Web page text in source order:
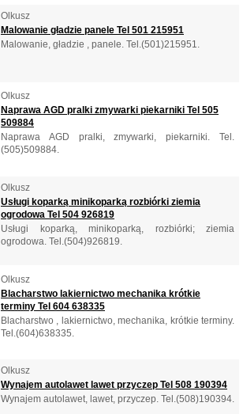
Olkusz
Malowanie gładzie panele Tel 501 215951
Malowanie, gładzie , panele. Tel.(501)215951.
Olkusz
Naprawa AGD pralki zmywarki piekarniki Tel 505
509884
Naprawa AGD pralki, zmywarki, piekarniki. Tel.
(505)509884.
Olkusz
Usługi koparką minikoparką rozbiórki ziemia
ogrodowa Tel 504 926819
Usługi koparką, minikoparką, rozbiórki; ziemia
ogrodowa. Tel.(504)926819.
Olkusz
Blacharstwo lakiernictwo mechanika krótkie
terminy Tel 604 638335
Blacharstwo , lakiernictwo, mechanika, krótkie terminy.
Tel.(604)638335.
Olkusz
Wynajem autolawet lawet przyczep Tel 508 190394
Wynajem autolawet, lawet, przyczep. Tel.(508)190394.